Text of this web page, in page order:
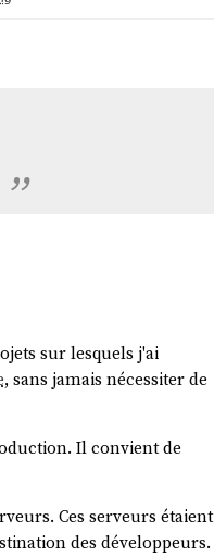
sur lesquels j'ai
, sans jamais nécessiter de
Il convient de
Ces serveurs étaient
des développeurs.